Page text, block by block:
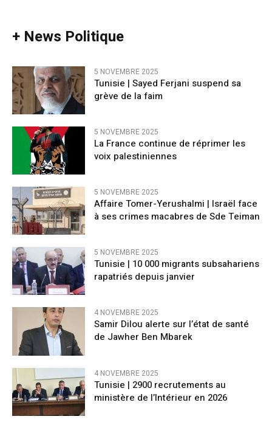
+ News Politique
5 NOVEMBRE 2025
Tunisie | Sayed Ferjani suspend sa
grève de la faim
5 NOVEMBRE 2025
La France continue de réprimer les
voix palestiniennes
5 NOVEMBRE 2025
Affaire Tomer-Yerushalmi | Israël face
à ses crimes macabres de Sde Teiman
5 NOVEMBRE 2025
Tunisie | 10 000 migrants subsahariens
rapatriés depuis janvier
4 NOVEMBRE 2025
Samir Dilou alerte sur l’état de santé
de Jawher Ben Mbarek
4 NOVEMBRE 2025
Tunisie | 2900 recrutements au
ministère de l’Intérieur en 2026